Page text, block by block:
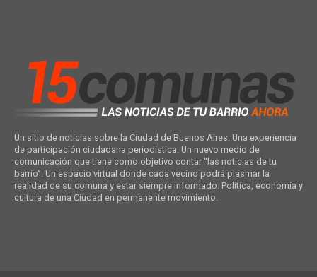
Un sitio de noticias sobre la Ciudad de Buenos Aires. Una experiencia
de participación ciudadana periodística. Un nuevo medio de
comunicación que tiene como objetivo contar “las noticias de tu
barrio”. Un espacio virtual donde cada vecino podrá plasmar la
realidad de su comuna y estar siempre informado. Política, economía y
cultura de una Ciudad en permanente movimiento.